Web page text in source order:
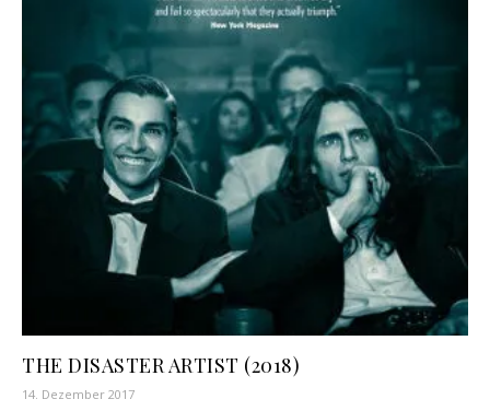
THE DISASTER ARTIST (2018)
14. Dezember 2017